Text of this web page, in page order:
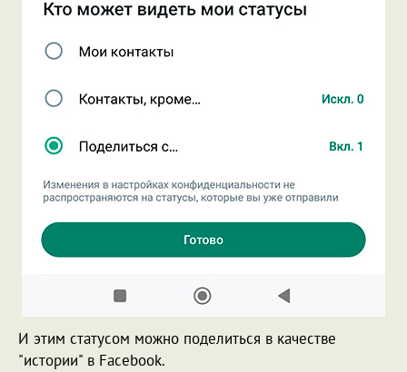
И этим статусом можно поделиться в качестве
"истории" в Facebook.